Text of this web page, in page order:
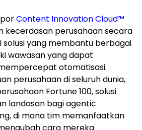
Content Innovation Cloud™
kecerdasan perusahaan secara
solusi yang membantu berbagai
wawasan yang dapat
otomatisasi.
perusahaan di seluruh dunia,
Fortune 100, solusi
landasan bagi agentic
di mana tim memanfaatkan
cara mereka